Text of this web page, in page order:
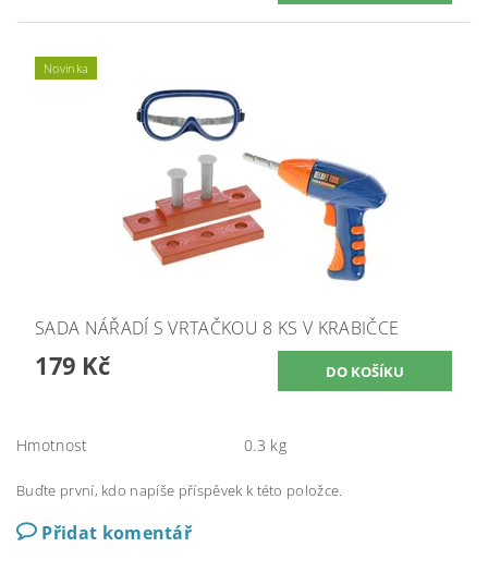
Novinka
SADA NÁŘADÍ S VRTAČKOU 8 KS V KRABIČCE
179 Kč
Hmotnost 0.3 kg
Buďte první, kdo napíše příspěvek k této položce.
Přidat komentář